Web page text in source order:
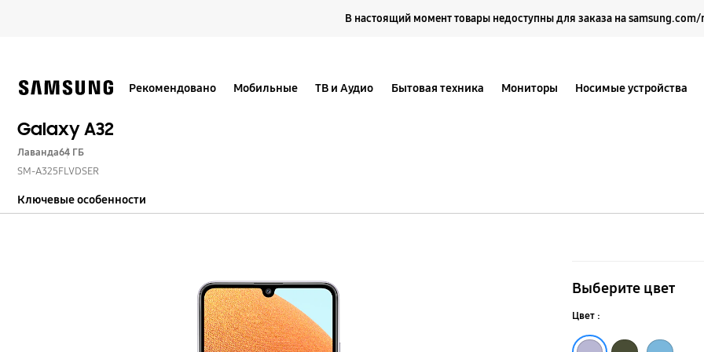
В настоящий момент товары недоступны для заказа на samsung.com/
Рекомендовано Мобильные ТВ и Аудио Бытовая техника Мониторы Носимые устройства
Galaxy A32
Лаванда64 ГБ
SM-A325FLVDSER
Ключевые особенности
Выберите цвет
Цвет :